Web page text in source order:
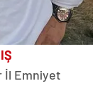
İl Emniyet